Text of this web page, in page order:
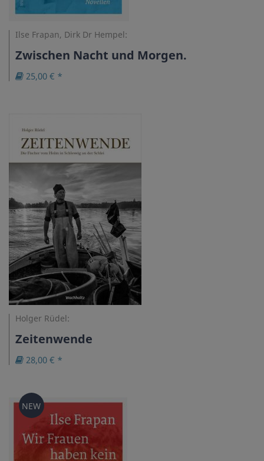
Ilse Frapan, Dirk Dr Hempel:
Zwischen Nacht und Morgen.
25,00 € *
Holger Rüdel:
Zeitenwende
28,00 € *
NEW